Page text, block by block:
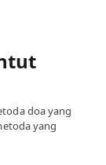
doa yang
yang